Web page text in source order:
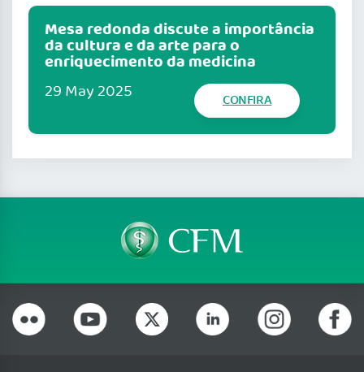
Mesa redonda discute a importância
da cultura e da arte para o
enriquecimento da medicina
29 May 2025 CONFIRA